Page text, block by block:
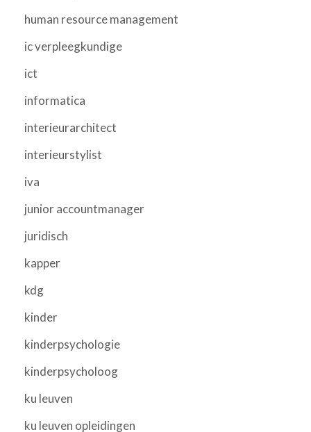
human resource management
ic verpleegkundige
ict
informatica
interieurarchitect
interieurstylist
iva
junior accountmanager
juridisch
kapper
kdg
kinder
kinderpsychologie
kinderpsycholoog
ku leuven
ku leuven opleidingen